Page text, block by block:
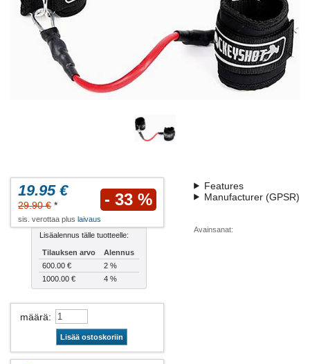
19.95 €
29.90 € * - 33 %
sis. verottaa plus laivaus
Lisäalennus tälle tuotteelle:
Tilauksen arvo
Alennus
600.00 €
2 %
1000.00 €
4 %
määrä:
Lisää ostoskoriin
Features
Manufacturer (GPSR)
Avainsanat: